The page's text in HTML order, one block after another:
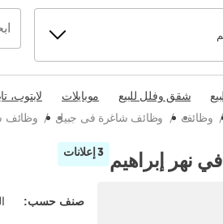
شقق وفلل للبيع موبايلات لابتوب،
وظائف / وظائف شاغرة فى جبيل / وظائف
نهر إبراهيم 3 إعلانات
صنف حسب: